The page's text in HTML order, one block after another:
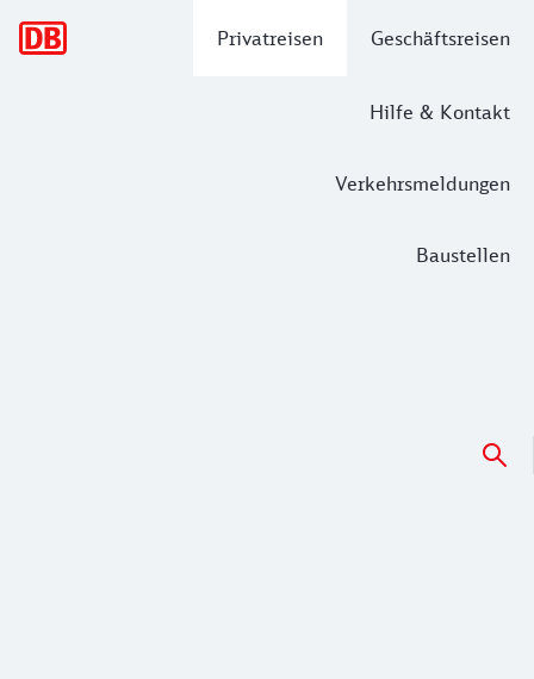
Privatreisen Geschäftsreisen
Hilfe & Kontakt
Verkehrsmeldungen
Baustellen